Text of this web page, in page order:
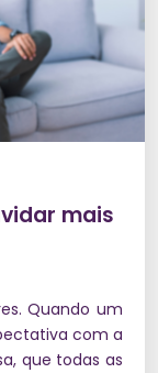
mais
Quando um
com a
que todas as